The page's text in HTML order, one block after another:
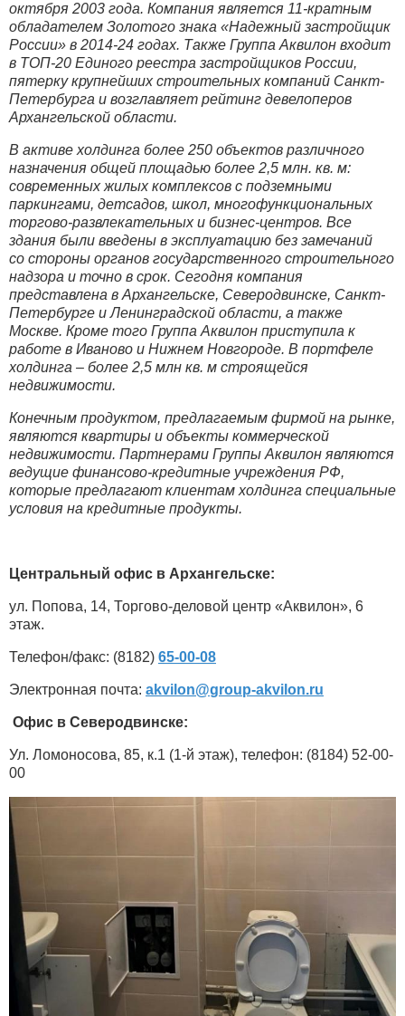
октября 2003 года. Компания является 11-кратным
обладателем Золотого знака «Надежный застройщик
России» в 2014-24 годах. Также Группа Аквилон входит
в ТОП-20 Единого реестра застройщиков России,
пятерку крупнейших строительных компаний Санкт-
Петербурга и возглавляет рейтинг девелоперов
Архангельской области.
В активе холдинга более 250 объектов различного
назначения общей площадью более 2,5 млн. кв. м:
современных жилых комплексов с подземными
паркингами, детсадов, школ, многофункциональных
торгово-развлекательных и бизнес-центров. Все
здания были введены в эксплуатацию без замечаний
со стороны органов государственного строительного
надзора и точно в срок. Сегодня компания
представлена в Архангельске, Северодвинске, Санкт-
Петербурге и Ленинградской области, а также
Москве. Кроме того Группа Аквилон приступила к
работе в Иваново и Нижнем Новгороде. В портфеле
холдинга – более 2,5 млн кв. м строящейся
недвижимости.
Конечным продуктом, предлагаемым фирмой на рынке,
являются квартиры и объекты коммерческой
недвижимости. Партнерами Группы Аквилон являются
ведущие финансово-кредитные учреждения РФ,
которые предлагают клиентам холдинга специальные
условия на кредитные продукты.
Центральный офис в Архангельске:
ул. Попова, 14, Торгово-деловой центр «Аквилон», 6
этаж.
Телефон/факс: (8182) 65-00-08
Электронная почта: akvilon​@​group-akvilon.ru
Офис в Северодвинске:
Ул. Ломоносова, 85, к.1 (1-й этаж), телефон: (8184) 52-00-
00